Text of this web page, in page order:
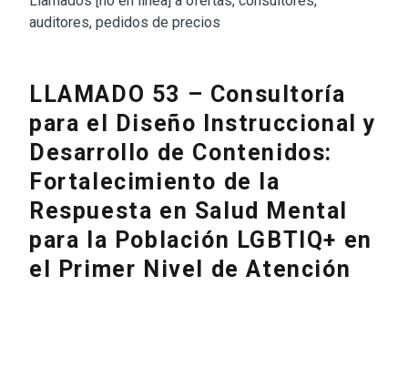
auditores, pedidos de precios
LLAMADO 53 – Consultoría
para el Diseño Instruccional y
Desarrollo de Contenidos:
Fortalecimiento de la
Respuesta en Salud Mental
para la Población LGBTIQ+ en
el Primer Nivel de Atención